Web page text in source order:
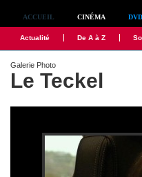
ACCUEIL CINÉMA DVD
Actualité De A à Z
Galerie Photo
Le Teckel